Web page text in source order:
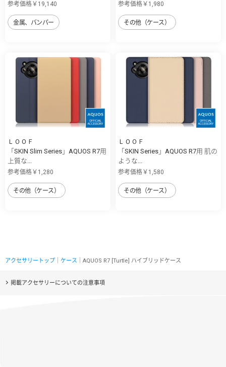
参考価格￥19,140
金属、バンパー
参考価格￥1,980
その他（ケース）
ＬＯＯＦ
「SKIN Slim Series」AQUOS R7用
上質な...
参考価格￥1,280
その他（ケース）
ＬＯＯＦ
「SKIN Series」AQUOS R7用 肌の
ような...
参考価格￥1,580
その他（ケース）
アクセサリートップ ケース ｜AQUOS R7 [Turtle] ハイブリッドケース
掲載アクセサリーについての注意事項